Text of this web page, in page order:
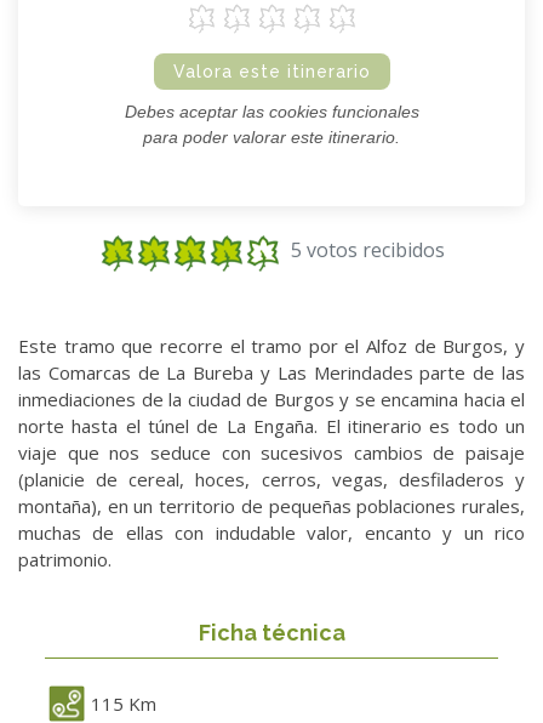
Valora este itinerario
Debes aceptar las cookies funcionales
para poder valorar este itinerario.
5 votos recibidos
Este tramo que recorre el tramo por el Alfoz de Burgos, y
las Comarcas de La Bureba y Las Merindades parte de las
inmediaciones de la ciudad de Burgos y se encamina hacia el
norte hasta el túnel de La Engaña. El itinerario es todo un
viaje que nos seduce con sucesivos cambios de paisaje
(planicie de cereal, hoces, cerros, vegas, desfiladeros y
montaña), en un territorio de pequeñas poblaciones rurales,
muchas de ellas con indudable valor, encanto y un rico
patrimonio.
Ficha técnica
115 Km